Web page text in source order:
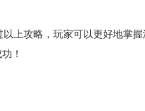
上攻略，玩家可以更好地掌握
！